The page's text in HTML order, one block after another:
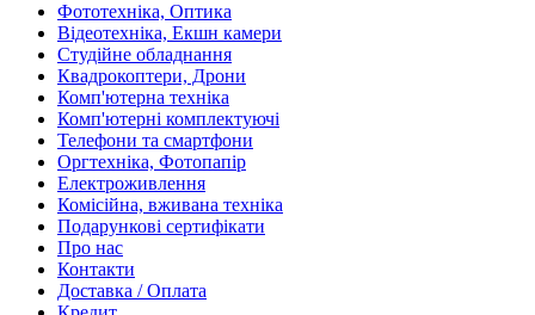
Фототехніка, Оптика
Відеотехніка, Екшн камери
Студійне обладнання
Квадрокоптери, Дрони
Комп'ютерна техніка
Комп'ютерні комплектуючі
Телефони та смартфони
Оргтехніка, Фотопапір
Електроживлення
Комісійна, вживана техніка
Подарункові сертифікати
Про нас
Контакти
Доставка / Оплата